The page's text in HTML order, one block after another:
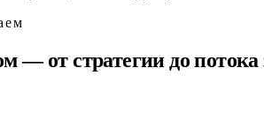
— от стратегии до потока